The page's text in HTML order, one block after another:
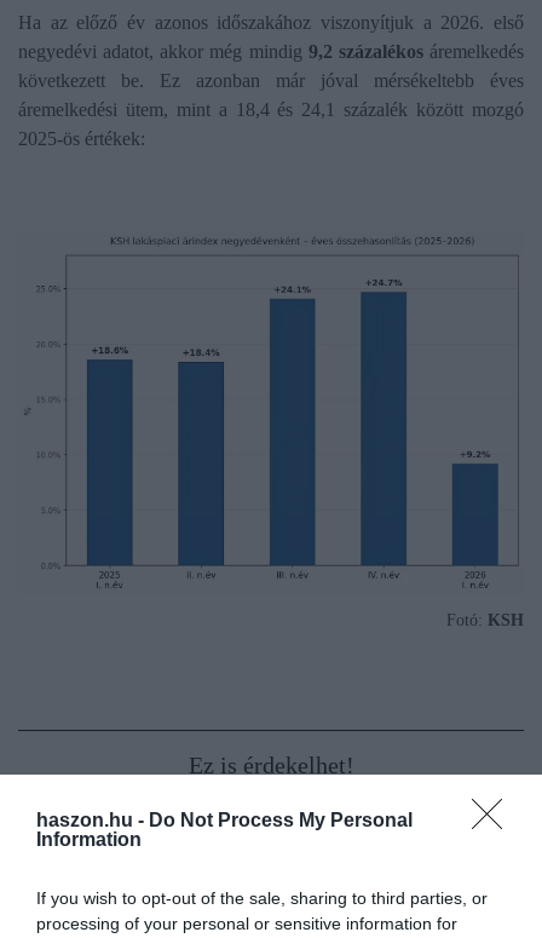
haszon.hu - Do Not Process My Personal
Information
If you wish to opt-out of the sale, sharing to third parties, or
processing of your personal or sensitive information for
Ha az előző év azonos időszakához viszonyítjuk a 2026. első
negyedévi adatot, akkor még mindig 9,2 százalékosáremelkedés
következett be. Ez azonban már jóval mérsékeltebb éves
áremelkedési ütem, mint a 18,4 és 24,1 százalék között mozgó
2025-ös értékek:
Fotó: KSH
Ez is érdekelhet!
És hogy még frissebb adatokat nézzünk: a Zenga.hu
százalékot emelkedtek a lakásárak, ami gyakorlatilag stagnálást
jelent.